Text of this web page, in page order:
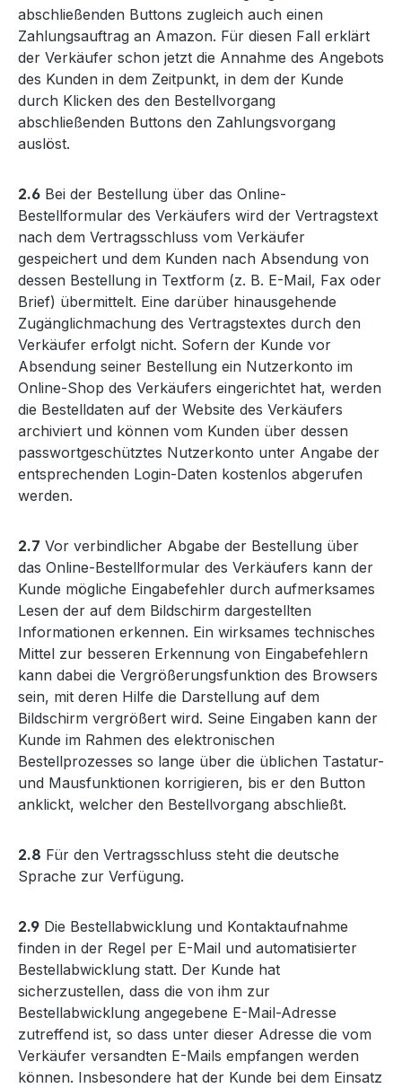
abschließenden Buttons zugleich auch einen
Zahlungsauftrag an Amazon. Für diesen Fall erklärt
der Verkäufer schon jetzt die Annahme des Angebots
des Kunden in dem Zeitpunkt, in dem der Kunde
durch Klicken des den Bestellvorgang
abschließenden Buttons den Zahlungsvorgang
auslöst.
2.6 Bei der Bestellung über das Online-
Bestellformular des Verkäufers wird der Vertragstext
nach dem Vertragsschluss vom Verkäufer
gespeichert und dem Kunden nach Absendung von
dessen Bestellung in Textform (z. B. E-Mail, Fax oder
Brief) übermittelt. Eine darüber hinausgehende
Zugänglichmachung des Vertragstextes durch den
Verkäufer erfolgt nicht. Sofern der Kunde vor
Absendung seiner Bestellung ein Nutzerkonto im
Online-Shop des Verkäufers eingerichtet hat, werden
die Bestelldaten auf der Website des Verkäufers
archiviert und können vom Kunden über dessen
passwortgeschütztes Nutzerkonto unter Angabe der
entsprechenden Login-Daten kostenlos abgerufen
werden.
2.7 Vor verbindlicher Abgabe der Bestellung über
das Online-Bestellformular des Verkäufers kann der
Kunde mögliche Eingabefehler durch aufmerksames
Lesen der auf dem Bildschirm dargestellten
Informationen erkennen. Ein wirksames technisches
Mittel zur besseren Erkennung von Eingabefehlern
kann dabei die Vergrößerungsfunktion des Browsers
sein, mit deren Hilfe die Darstellung auf dem
Bildschirm vergrößert wird. Seine Eingaben kann der
Kunde im Rahmen des elektronischen
Bestellprozesses so lange über die üblichen Tastatur-
und Mausfunktionen korrigieren, bis er den Button
anklickt, welcher den Bestellvorgang abschließt.
2.8 Für den Vertragsschluss steht die deutsche
Sprache zur Verfügung.
2.9 Die Bestellabwicklung und Kontaktaufnahme
finden in der Regel per E-Mail und automatisierter
Bestellabwicklung statt. Der Kunde hat
sicherzustellen, dass die von ihm zur
Bestellabwicklung angegebene E-Mail-Adresse
zutreffend ist, so dass unter dieser Adresse die vom
Verkäufer versandten E-Mails empfangen werden
können. Insbesondere hat der Kunde bei dem Einsatz